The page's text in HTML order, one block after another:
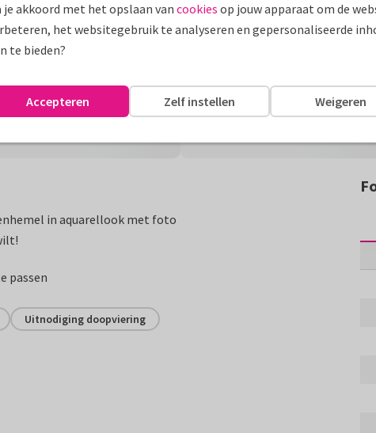
in aquarellook met foto
passen
Uitnodiging doopviering
je akkoord met het opslaan vancookies op jouw apparaat om de
het websitegebruik te analyseren en gepersonaliseerde
te bieden?
Weigeren
Zelf instellen
Accepteren